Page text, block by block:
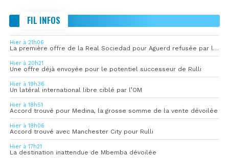
FIL INFOS
Hier à 21h06
La première offre de la Real Sociedad pour Aguerd refusée par l’OM
Hier à 20h21
Une offre déjà envoyée pour le potentiel successeur de Rulli
Hier à 19h36
Un latéral international libre ciblé par l’OM
Hier à 18h51
Accord trouvé pour Medina, la grosse somme de la vente dévoilée
Hier à 18h06
Accord trouvé avec Manchester City pour Rulli
Hier à 17h21
La destination inattendue de Mbemba dévoilée